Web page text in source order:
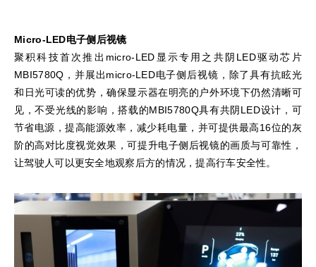
Micro-LED电子侧后视镜
聚积科技首次推出micro-LED显示专用之共阴LED驱动芯片
MBI5780Q，并展出micro-LED电子侧后视镜，除了具有抗眩光
和日光可读的优势，确保显示器在明亮的户外环境下仍然清晰可
见，不受光线的影响，搭载的MBI5780Q具有共阴LED设计，可
节省电源，提高能源效率，减少耗电量，并可提供最高16位的灰
阶的高对比度视觉效果，可提升电子侧后视镜的画质与可靠性，
让驾驶人可以更安全地观察后方的情况，提高行车安全性。